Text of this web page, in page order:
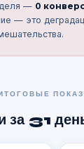
— 0
— это
за 31